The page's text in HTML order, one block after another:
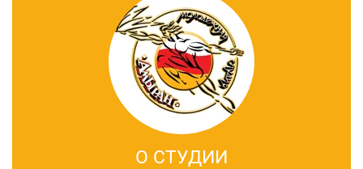
О СТУДИИ